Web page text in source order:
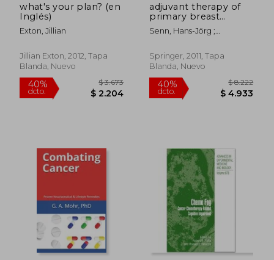
15%
dcto. $ 1.913
40%
dcto. $
what's your plan? (en
Inglés)
Exton, Jillian
Jillian Exton, 2012, Tapa
Blanda, Nuevo
adjuvant therapy of
primary breast
cancer (en Inglés)
Senn, Hans-Jörg ;
Richard D.
Springer, 2011, Tapa
Blanda, Nuevo